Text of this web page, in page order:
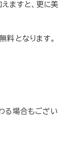
ますと、更に美
となります。
る場合もござい